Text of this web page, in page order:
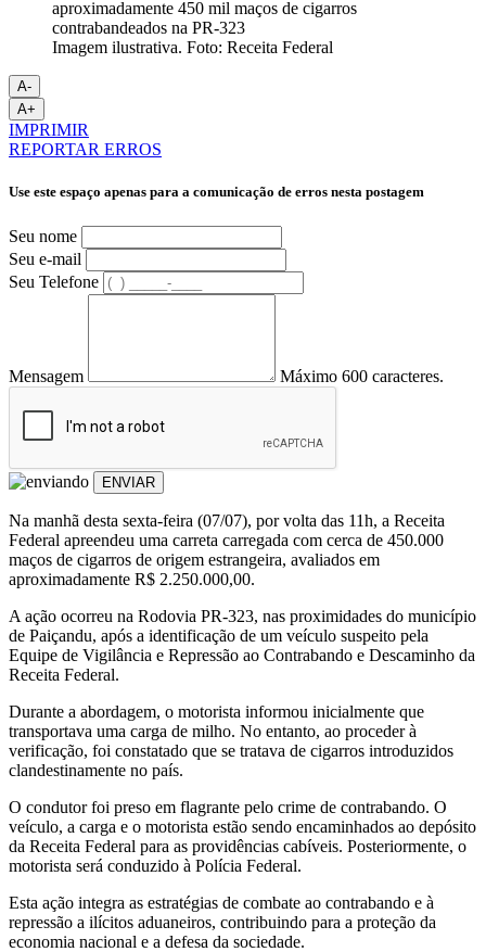
Imagem ilustrativa. Foto: Receita Federal
A-
A+
IMPRIMIR
REPORTAR ERROS
Use este espaço apenas para a comunicação de erros nesta postagem
Seu nome
Seu e-mail
Seu Telefone
Mensagem Máximo 600 caracteres.
ENVIAR
Na manhã desta sexta-feira (07/07), por volta das 11h, a Receita
Federal apreendeu uma carreta carregada com cerca de 450.000
maços de cigarros de origem estrangeira, avaliados em
aproximadamente R$ 2.250.000,00.
A ação ocorreu na Rodovia PR-323, nas proximidades do município
de Paiçandu, após a identificação de um veículo suspeito pela
Equipe de Vigilância e Repressão ao Contrabando e Descaminho da
Receita Federal.
Durante a abordagem, o motorista informou inicialmente que
transportava uma carga de milho. No entanto, ao proceder à
verificação, foi constatado que se tratava de cigarros introduzidos
clandestinamente no país.
O condutor foi preso em flagrante pelo crime de contrabando. O
veículo, a carga e o motorista estão sendo encaminhados ao depósito
da Receita Federal para as providências cabíveis. Posteriormente, o
motorista será conduzido à Polícia Federal.
Esta ação integra as estratégias de combate ao contrabando e à
repressão a ilícitos aduaneiros, contribuindo para a proteção da
economia nacional e a defesa da sociedade.